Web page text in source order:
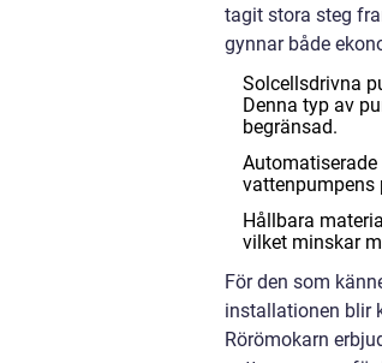
tagit stora steg
gynnar både
Solcellsdrivna
Denna typ av
begränsad.
vattenpumpens
Hållbara
vilket minskar
För den som
installationen blir
Rörömokarn